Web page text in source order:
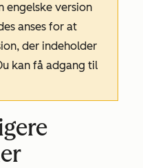
engelske version
anses for at
der indeholder
kan få adgang til